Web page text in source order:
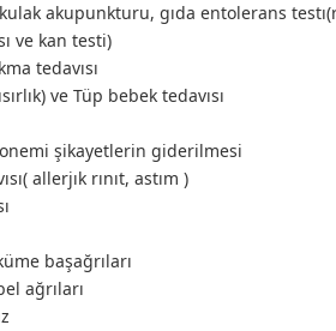
akupunkturu, gıda entolerans
ve kan testi)
tedavısı
ve Tüp bebek tedavısı
şikayetlerin giderilmesi
allerjık rınıt, astım )
başağrıları
ağrıları